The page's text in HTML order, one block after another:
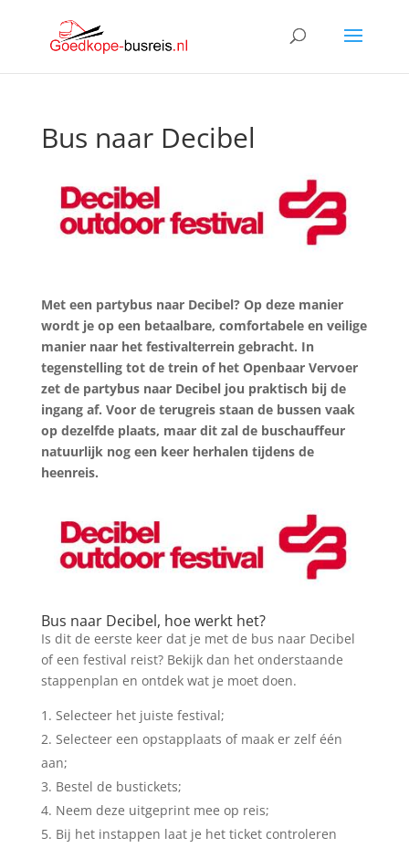
Bus naar Decibel
Met een partybus naar Decibel? Op deze manier
wordt je op een betaalbare, comfortabele en veilige
manier naar het festivalterrein gebracht. In
tegenstelling tot de trein of het Openbaar Vervoer
zet de partybus naar Decibel jou praktisch bij de
ingang af. Voor de terugreis staan de bussen vaak
op dezelfde plaats, maar dit zal de buschauffeur
natuurlijk nog een keer herhalen tijdens de
heenreis.
Bus naar Decibel, hoe werkt het?
Is dit de eerste keer dat je met de bus naar Decibel
of een festival reist? Bekijk dan het onderstaande
stappenplan en ontdek wat je moet doen.
Selecteer het juiste festival;
Selecteer een opstapplaats of maak er zelf één
aan;
Bestel de bustickets;
Neem deze uitgeprint mee op reis;
Bij het instappen laat je het ticket controleren